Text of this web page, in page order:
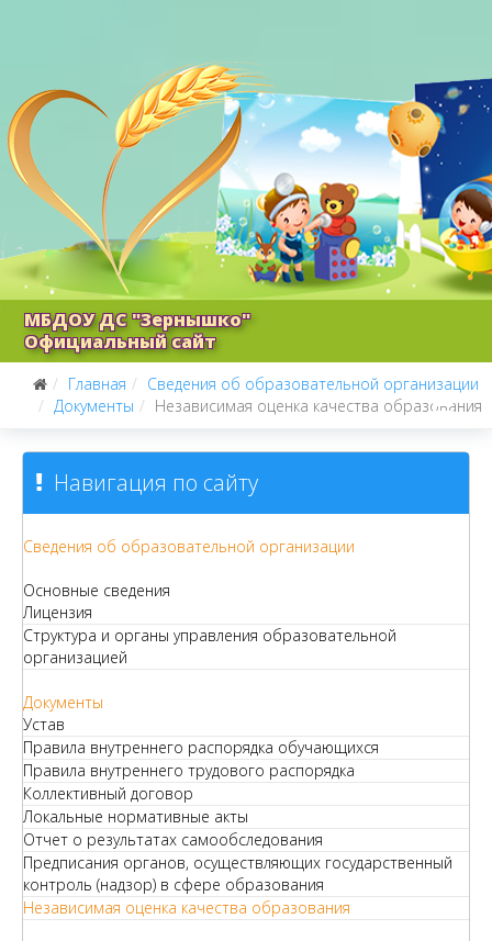
МБДОУ ДС "Зернышко"
Официальный сайт
Главная
Сведения об образовательной организации
Документы
Независимая оценка качества образования
Навигация по сайту
Сведения об образовательной организации
Основные сведения
Лицензия
Структура и органы управления образовательной
организацией
Документы
Устав
Правила внутреннего распорядка обучающихся
Правила внутреннего трудового распорядка
Коллективный договор
Локальные нормативные акты
Отчет о результатах самообследования
Предписания органов, осуществляющих государственный
контроль (надзор) в сфере образования
Независимая оценка качества образования